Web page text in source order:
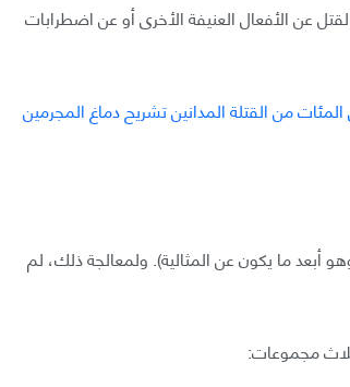
عن الأفعال العنيفة الأخرى أو عن اضطرابات
أبعد ما يكون عن المثالية). ولمعالجة ذلك، لم